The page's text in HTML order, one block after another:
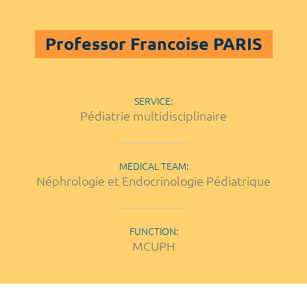
Professor Francoise PARIS
SERVICE:
Pédiatrie multidisciplinaire
MEDICAL TEAM:
Néphrologie et Endocrinologie Pédiatrique
FUNCTION:
MCUPH